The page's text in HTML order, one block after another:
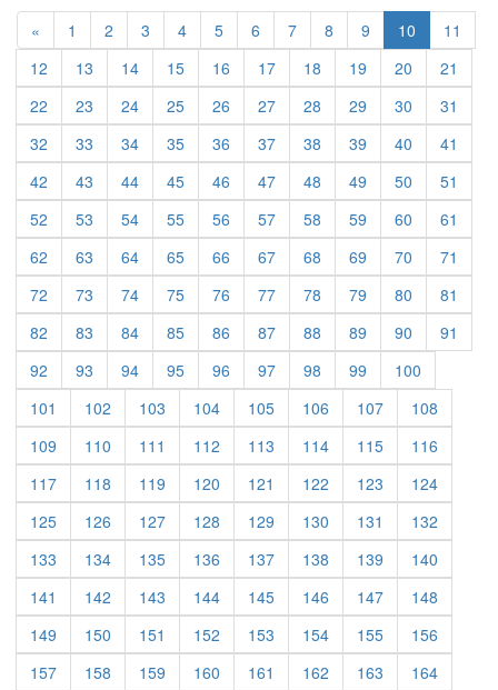
« Previous
1 2 3 4 5 6 7 8 9 10
11
12
13 14 15 16 17 18 19 20
21
22
23 24 25 26 27 28 29 30
31
32
33 34 35 36 37 38 39 40
41
42
43 44 45 46 47 48 49 50
51
52
53 54 55 56 57 58 59 60
61
62
63 64 65 66 67 68 69 70
71
72
73 74 75 76 77 78 79 80
81
82
83 84 85 86 87 88 89 90
91
92
93 94 95 96 97 98 99
100
101
102 103 104 105 106 107
108
109
110 111 112 113 114 115
116
117
118 119 120 121 122 123
124
125
126 127 128 129 130 131
132
133
134 135 136 137 138 139
140
141
142 143 144 145 146 147
148
149
150 151 152 153 154 155
156
157
158 159 160 161 162 163
164